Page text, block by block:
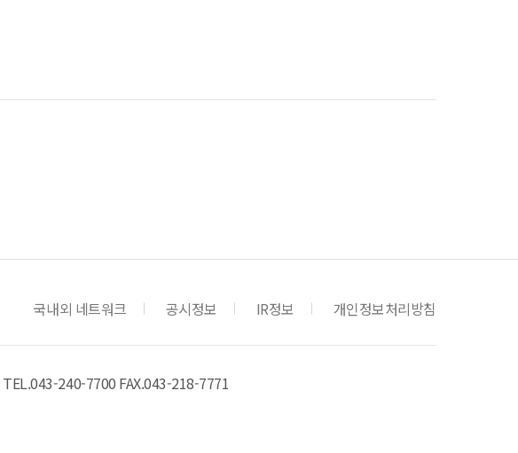
국내외 네트워크 공시정보 IR정보 개인정보처리방침
TEL.043-240-7700 FAX.043-218-7771